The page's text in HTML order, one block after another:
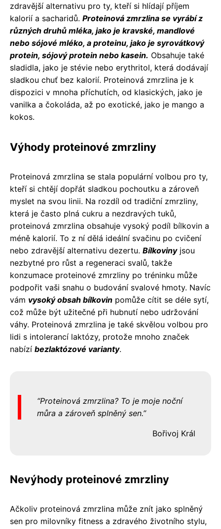
zdravější alternativu pro ty, kteří si hlídají příjem
kalorií a sacharidů. Proteinová zmrzlina se vyrábí z
různých druhů mléka, jako je kravské, mandlové
nebo sójové mléko, a proteinu, jako je syrovátkový
protein, sójový protein nebo kasein. Obsahuje také
sladidla, jako je stévie nebo erythritol, která dodávají
sladkou chuť bez kalorií. Proteinová zmrzlina je k
dispozici v mnoha příchutích, od klasických, jako je
vanilka a čokoláda, až po exotické, jako je mango a
kokos.
Výhody proteinové zmrzliny
Proteinová zmrzlina se stala populární volbou pro ty,
kteří si chtějí dopřát sladkou pochoutku a zároveň
myslet na svou linii. Na rozdíl od tradiční zmrzliny,
která je často plná cukru a nezdravých tuků,
proteinová zmrzlina obsahuje vysoký podíl bílkovin a
méně kalorií. To z ní dělá ideální svačinu po cvičení
nebo zdravější alternativu dezertu. Bílkovinyjsou
nezbytné pro růst a regeneraci svalů, takže
konzumace proteinové zmrzliny po tréninku může
podpořit vaši snahu o budování svalové hmoty. Navíc
vám vysoký obsah bílkovin pomůže cítit se déle sytí,
což může být užitečné při hubnutí nebo udržování
váhy. Proteinová zmrzlina je také skvělou volbou pro
lidi s intolerancí laktózy, protože mnoho značek
nabízí bezlaktózové varianty.
Proteinová zmrzlina? To je moje noční
můra a zároveň splněný sen.
Bořivoj Král
Nevýhody proteinové zmrzliny
Ačkoliv proteinová zmrzlina může znít jako splněný
sen pro milovníky fitness a zdravého životního stylu,